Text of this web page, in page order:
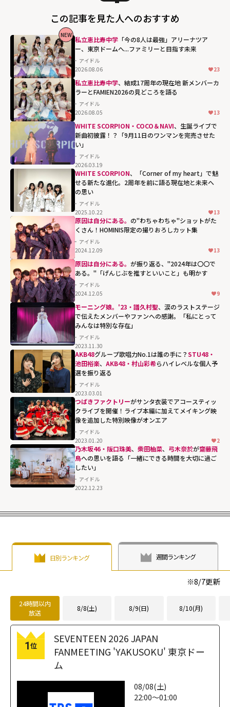
この記事を見た人へのおすすめ
私立恵比寿中学 「今の8人は最強」アリーナツア
ー、東京ドームへ...ファミリーと目指す未来
アイドル
2026.08.06
23
NEW
私立恵比寿中学、結成17周年の現在地 新メンバーカ
ラーとFAMIEN2026の見どころを語る
アイドル
2026.08.05
13
WHITE SCORPION・COCO＆NAVI、生誕ライブで
新曲初披露！？「9月11日のワンマンを完売させた
い」
アイドル
2026.03.19
WHITE SCORPION、「Corner of my heart」で魅
せる新たな進化。2周年を前に語る現在地と未来へ
の思い
アイドル
2025.10.22
13
原因は自分にある。 の"わちゃわちゃ"ショットがた
くさん！HOMINIS限定の撮りおろしカット集
アイドル
2024.12.09
13
原因は自分にある。 が振り返る、"2024年は〇〇で
ある。"「げんじぶを推すといいこと」も明かす
アイドル
2024.12.05
9
モーニング娘。'23・譜久村聖、涙のラストステージ
で伝えたメンバーやファンへの感謝。「私にとって
みんなは特別な存在」
アイドル
2023.11.30
AKB48グループ歌唱力No.1は誰の手に？STU48・
池田裕楽、 AKB48・村山彩希らハイレベルな個人予
選を振り返る
アイドル
2023.03.01
つばきファクトリーがサンタ衣装でアコースティッ
クライブを開催！ライブ本編に加えてメイキング映
像を追加した特別映像がオンエア
アイドル
2023.01.20
2
乃木坂46・阪口珠美、 柴田柚菜、 弓木奈於が齋藤飛
鳥への思いを語る「一緒にできる時間を大切に過ご
したい」
アイドル
2022.12.23
日別ランキング 週間ランキング
※8/7更新
24時間以内
放送
8/8(土) 8/9(日) 8/10(月)
1位
SEVENTEEN 2026 JAPAN
FANMEETING 'YAKUSOKU' 東京ドー
ム
08/08(土)
22:00～01:00